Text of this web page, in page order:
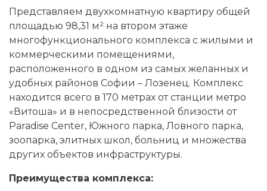
Представляем двухкомнатную квартиру общей
площадью 98,31 м² на втором этаже
многофункционального комплекса с жилыми и
коммерческими помещениями,
расположенного в одном из самых желанных и
удобных районов Софии – Лозенец. Комплекс
находится всего в 170 метрах от станции метро
«Витоша» и в непосредственной близости от
Paradise Center, Южного парка, Ловного парка,
зоопарка, элитных школ, больниц и множества
других объектов инфраструктуры.
Преимущества комплекса: